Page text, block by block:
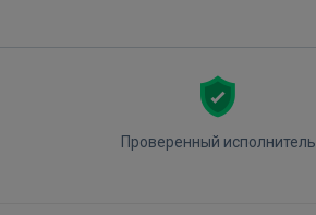
Проверенный исполнитель